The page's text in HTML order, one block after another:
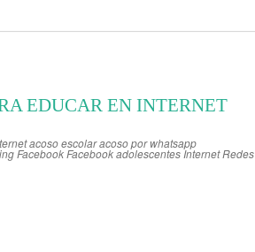
EDUCAR EN INTERNET
acoso escolaracoso por whatsapp
FacebookFacebook adolescentesInternetRedes